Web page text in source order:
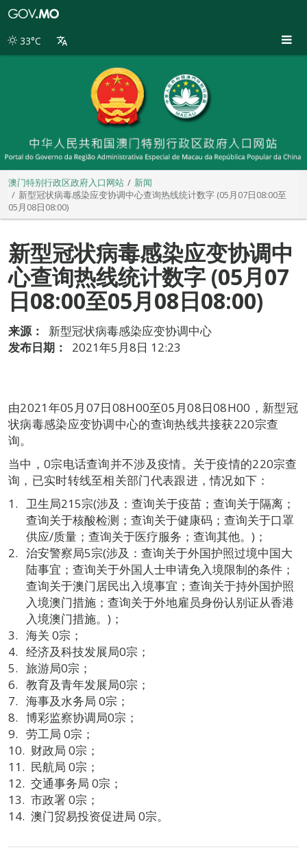
别
33°C
澳门特别行政区政府入口网站
新闻
新型冠状病毒感染应变协调中心查询热线统计数字 (05月07日08:00至
05月08日08:00)
新型冠状病毒感染应变协调中
心查询热线统计数字 (05月07
日08:00至05月08日08:00)
来源：
新型冠状病毒感染应变协调中心
发布日期：
2021年5月8日 12:23
由2021年05月07日08H00至05月08日08H00，新型冠
状病毒感染应变协调中心的查询热线共接获220宗查
询。
当中，0宗电话查询并不涉及疫情。关于疫情的220宗查
询，已实时转线至相关部门代表跟进，情况如下：
卫生局215宗(涉及：查询关于疫苗；查询关于隔离；
查询关于核酸检测；查询关于健康码；查询关于口罩
供应/质量；查询关于医疗服务；查询其他。)；
治安警察局5宗(涉及：查询关于外国护照过境中国大
陆事宜；查询关于外国人士申请免入境限制的条件；
查询关于澳门居民出入境事宜；查询关于持外国护照
入境澳门措施；查询关于外地雇员身份认别证从香港
入境澳门措施。)；
海关 0宗；
经济及科技发展局0宗；
旅游局0宗；
教育及青年发展局0宗；
海事及水务局 0宗；
博彩监察协调局0宗；
劳工局 0宗；
财政局 0宗；
民航局 0宗；
交通事务局 0宗；
市政署 0宗；
澳门贸易投资促进局 0宗。